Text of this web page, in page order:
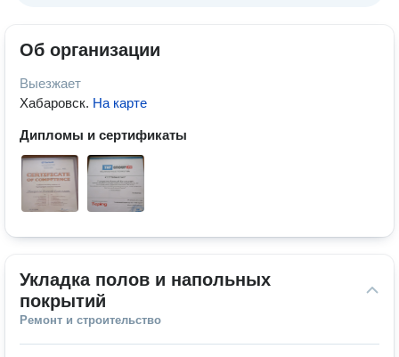
Об организации
Выезжает
Хабаровск. На карте
Дипломы и сертификаты
Укладка полов и напольных
покрытий
Ремонт и строительство